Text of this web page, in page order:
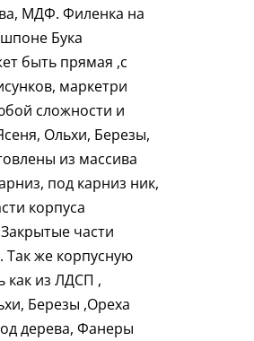
МДФ. Филенка на
Бука
быть прямая ,с
маркетри
сложности и
Ольхи, Березы,
из массива
под карниз ник,
корпуса
части
Так же корпусную
как из ЛДСП ,
Березы ,Ореха
дерева, Фанеры